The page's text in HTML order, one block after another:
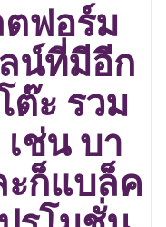
ฟอร์ม
น์ที่มีอีก
ต๊ะ รวม
ช่น บา
ะก็แบล็ค